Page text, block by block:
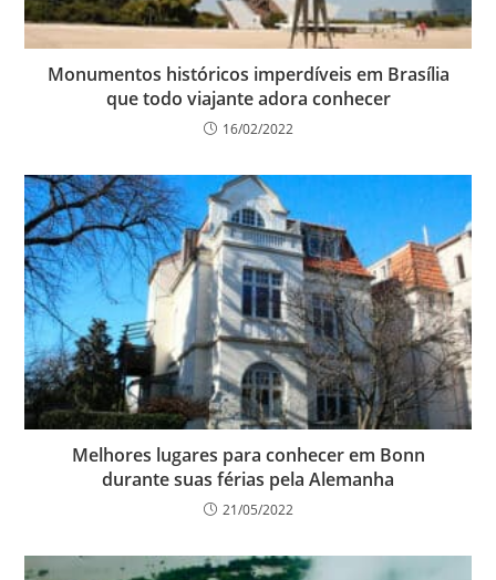
Monumentos históricos imperdíveis em Brasília
que todo viajante adora conhecer
16/02/2022
Melhores lugares para conhecer em Bonn
durante suas férias pela Alemanha
21/05/2022